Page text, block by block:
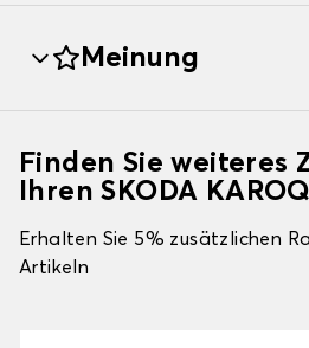
Meinung
Finden Sie weiteres
Ihren SKODA KAROQ
Erhalten Sie 5% zusätzlichen
Artikeln